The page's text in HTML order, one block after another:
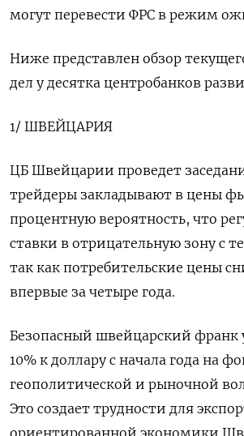
могут перевести ФРС в режим
Ниже представлен обзор
дел у десятка центробанков
1/ ШВЕЙЦАРИЯ
ЦБ Швейцарии проведет
трейдеры закладывают в цены
процентную вероятность, что
ставки в отрицательную зону с
так как потребительские цены
впервые за четыре года.
Безопасный швейцарский франк
10% к доллару с начала года на
геополитической и рыночной
Это создает трудности для
ориентированной экономики